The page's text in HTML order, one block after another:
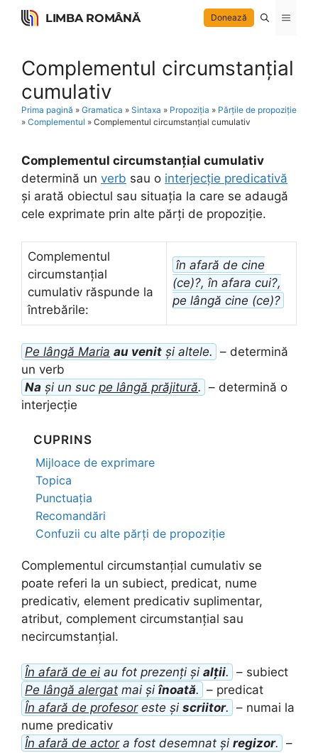
Skip
LIMBA ROMÂNĂ Donează Menu
Complementul circumstanțial
cumulativ
Prima pagină » Gramatica » Sintaxa » Propoziția » Părțile de propoziție
» Complementul » Complementul circumstanțial cumulativ
Complementul circumstanțial cumulativ
determină un verb sau o interjecție predicativă
și arată obiectul sau situația la care se adaugă
cele exprimate prin alte părți de propoziție.
Complementul
circumstanțial
cumulativ răspunde la
întrebările:
în afară de cine
(ce)?, în afara cui?,
pe lângă cine (ce)?
Pe lângă Maria au venit și altele. – determină
un verb
Na și un suc pe lângă prăjitură. – determină o
interjecție
CUPRINS
Mijloace de exprimare
Topica
Punctuația
Recomandări
Confuzii cu alte părți de propoziție
Complementul circumstanțial cumulativ se
poate referi la un subiect, predicat, nume
predicativ, element predicativ suplimentar,
atribut, complement circumstanțial sau
necircumstanțial.
În afară de ei au fot prezenți și alții. – subiect
Pe lângă alergat mai și înoată. – predicat
În afară de profesoreste și scriitor. – numai la
nume predicativ
În afară de actora fost desemnat și regizor. –